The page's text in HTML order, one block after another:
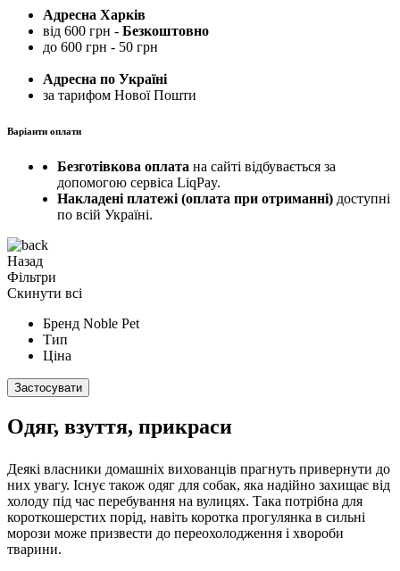
Адресна Харків
від 600 грн - Безкоштовно
до 600 грн - 50 грн
Адресна по Україні
за тарифом Нової Пошти
Варіанти оплати
Безготівкова оплата на сайті відбувається за
допомогою сервіса LiqPay.
Накладені платежі (оплата при отриманні) доступні
по всій Україні.
Назад
Фільтри
Скинути всі
Бренд Noble Pet
Тип
Ціна
Застосувати
Одяг, взуття, прикраси
Деякі власники домашніх вихованців прагнуть привернути до
них увагу. Існує також одяг для собак, яка надійно захищає від
холоду під час перебування на вулицях. Така потрібна для
короткошерстих порід, навіть коротка прогулянка в сильні
морози може призвести до переохолодження і хвороби
тварини.